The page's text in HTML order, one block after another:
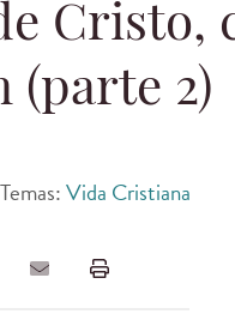
Cristo,
(parte 2)
Temas:Vida Cristiana